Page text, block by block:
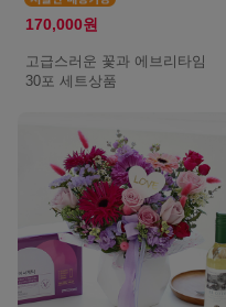
170,000원
고급스러운 꽃과 에브리타임
30포 세트상품